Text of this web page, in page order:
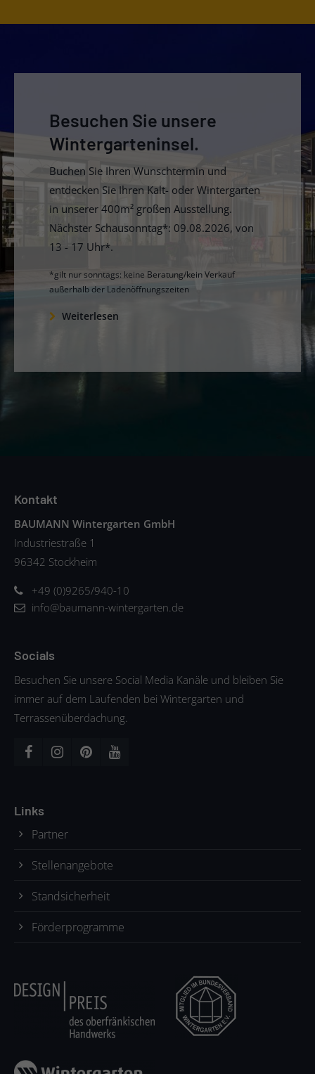
Besuchen Sie unsere
Wintergarteninsel.
Buchen Sie Ihren Wunschtermin und
entdecken Sie Ihren Kalt- oder Wintergarten
in unserer 400m² großen Ausstellung.
Nächster Schausonntag*: 09.08.2026, von
13 - 17 Uhr*.
*gilt nur sonntags: keine Beratung/kein Verkauf
außerhalb der Ladenöffnungszeiten
Weiterlesen
Kontakt
BAUMANN Wintergarten GmbH
Industriestraße 1
96342 Stockheim
+49 (0)9265/940-10
info@baumann-wintergarten.de
Socials
Besuchen Sie unsere Social Media Kanäle und bleiben Sie
immer auf dem Laufenden bei Wintergarten und
Terrassenüberdachung.
Links
Partner
Stellenangebote
Standsicherheit
Förderprogramme